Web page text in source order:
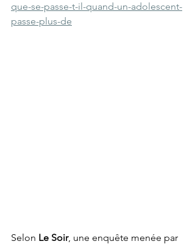
que-se-passe-t-il-quand-un-adolescent-
passe-plus-de
Selon Le Soir, une enquête menée par